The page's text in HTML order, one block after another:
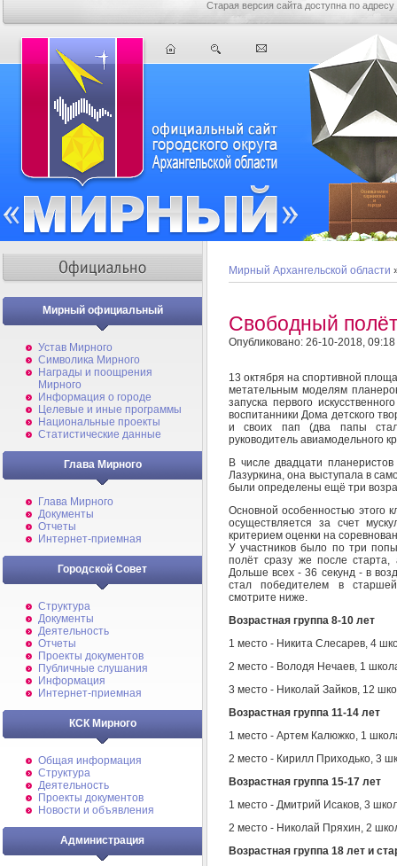
Старая версия сайта доступна по адресу
Мирный официальный
Устав Мирного
Символика Мирного
Награды и поощрения
Мирного
Информация о городе
Целевые и иные программы
Национальные проекты
Статистические данные
Глава Мирного
Глава Мирного
Документы
Отчеты
Интернет-приемная
Городской Совет
Структура
Документы
Деятельность
Отчеты
Проекты документов
Публичные слушания
Информация
Интернет-приемная
КСК Мирного
Общая информация
Структура
Деятельность
Проекты документов
Новости и объявления
Администрация
Мирный Архангельской области
Свободный
Опубликовано: 26-10-2018, 09:18
13 октября на спортивной
метательным моделям
запуска первого
воспитанники Дома детского
и своих пап (два папы
руководитель авиамодельного
В числе двадцати
Лазуркина, она выступала в
были определены ещё три
Основной особенностью этого
осуществляется за счет
критерием оценки на
У участников было по три
полёт сразу же после старта,
Дольше всех - 36 секунд - в
стал победителем в старшей
смотрите ниже.
Возрастная группа 8-10 лет
1 место - Никита Слесарев, 4
2 место - Володя Нечаев, 1
3 место - Николай Зайков, 12
Возрастная группа 11-14 лет
1 место - Артем Калюжко, 1
2 место - Кирилл Приходько, 3
Возрастная группа 15-17 лет
1 место - Дмитрий Исаков, 3
2 место - Николай Пряхин, 2
Возрастная группа 18 лет и